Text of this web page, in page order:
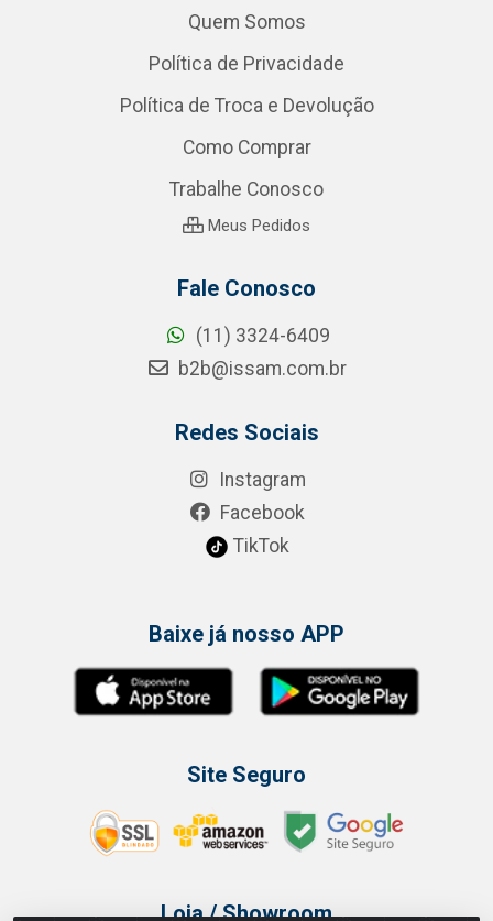
Quem Somos
Política de Privacidade
Política de Troca e Devolução
Como Comprar
Trabalhe Conosco
Meus Pedidos
Fale Conosco
(11) 3324-6409
b2b@issam.com.br
Redes Sociais
Instagram
Facebook
TikTok
Baixe já nosso APP
Site Seguro
Loja / Showroom